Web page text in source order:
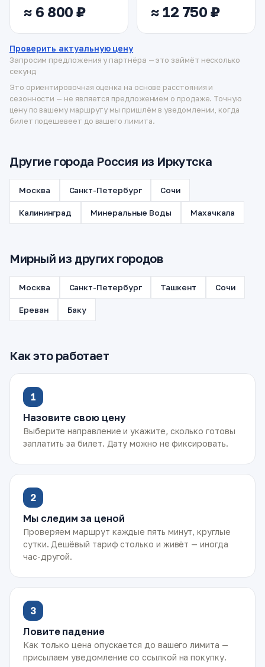
≈ 6 800 ₽ ≈ 12 750 ₽
Проверить актуальную цену
Запросим предложения у партнёра — это займёт несколько
секунд
Это ориентировочная оценка на основе расстояния и
сезонности — не является предложением о продаже. Точную
цену по вашему маршруту мы пришлём в уведомлении, когда
билет подешевеет до вашего лимита.
Другие города Россия из Иркутска
Москва Санкт-Петербург Сочи
Калининград Минеральные Воды Махачкала
Мирный из других городов
Москва Санкт-Петербург Ташкент Сочи
Ереван Баку
Как это работает
1
Назовите свою цену
Выберите направление и укажите, сколько готовы
заплатить за билет. Дату можно не фиксировать.
2
Мы следим за ценой
Проверяем маршрут каждые пять минут, круглые
сутки. Дешёвый тариф столько и живёт — иногда
час-другой.
3
Ловите падение
Как только цена опускается до вашего лимита —
присылаем уведомление со ссылкой на покупку.